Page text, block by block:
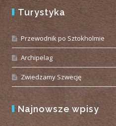
Turystyka
Przewodnik po Sztokholmie
Archipelag
Zwiedzamy Szwecję
Najnowsze wpisy